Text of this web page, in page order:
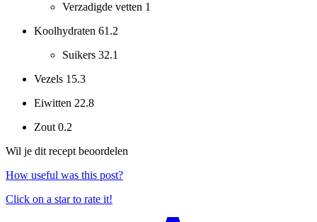
Verzadigde vetten 1
Koolhydraten 61.2
Suikers 32.1
Vezels 15.3
Eiwitten 22.8
Zout 0.2
Wil je dit recept beoordelen
How useful was this post?
Click on a star to rate it!